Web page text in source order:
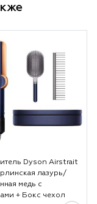
Dyson Airstrait
лазурь/
медь с
+ Бокс чехол